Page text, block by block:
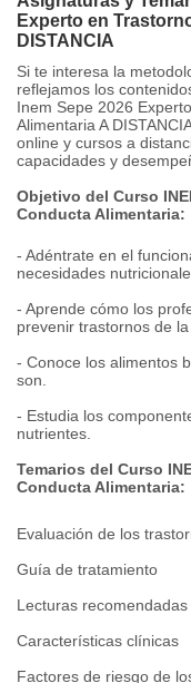
Experto en
DISTANCIA
Si te interesa la
reflejamos los
Inem Sepe 2026
Alimentaria A
online y cursos a
capacidades y
Objetivo del Curso
Conducta Alimentaria:
- Adéntrate en el
necesidades
- Aprende cómo los
prevenir trastornos de
- Conoce los alimentos
son.
- Estudia los
nutrientes.
Temarios del Curso
Conducta Alimentaria:
Evaluación de los
Guía de tratamiento
Lecturas recomendadas
Características clínicas
Factores de riesgo de